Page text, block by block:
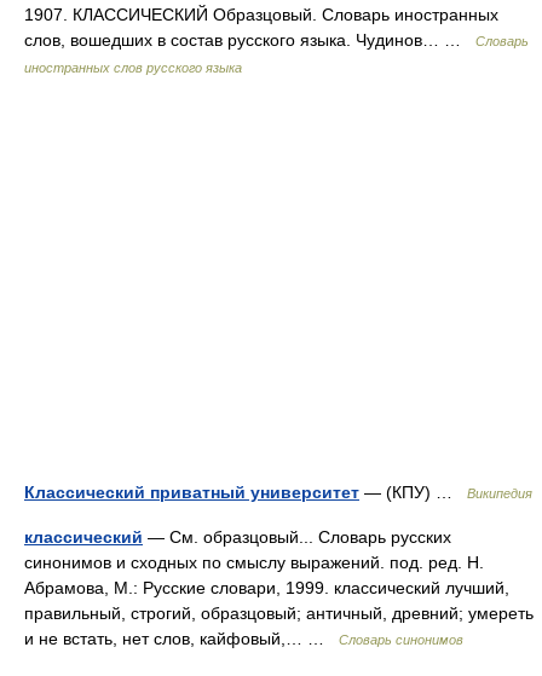
1907. КЛАССИЧЕСКИЙ Образцовый. Словарь иностранных
слов, вошедших в состав русского языка. Чудинов… …
Словарь
иностранных слов русского языка
Классический приватный университет — (КПУ) … Википедия
классический — См. образцовый... Словарь русских
синонимов и сходных по смыслу выражений. под. ред. Н.
Абрамова, М.: Русские словари, 1999. классический лучший,
правильный, строгий, образцовый; античный, древний; умереть
и не встать, нет слов, кайфовый,… …
Словарь синонимов